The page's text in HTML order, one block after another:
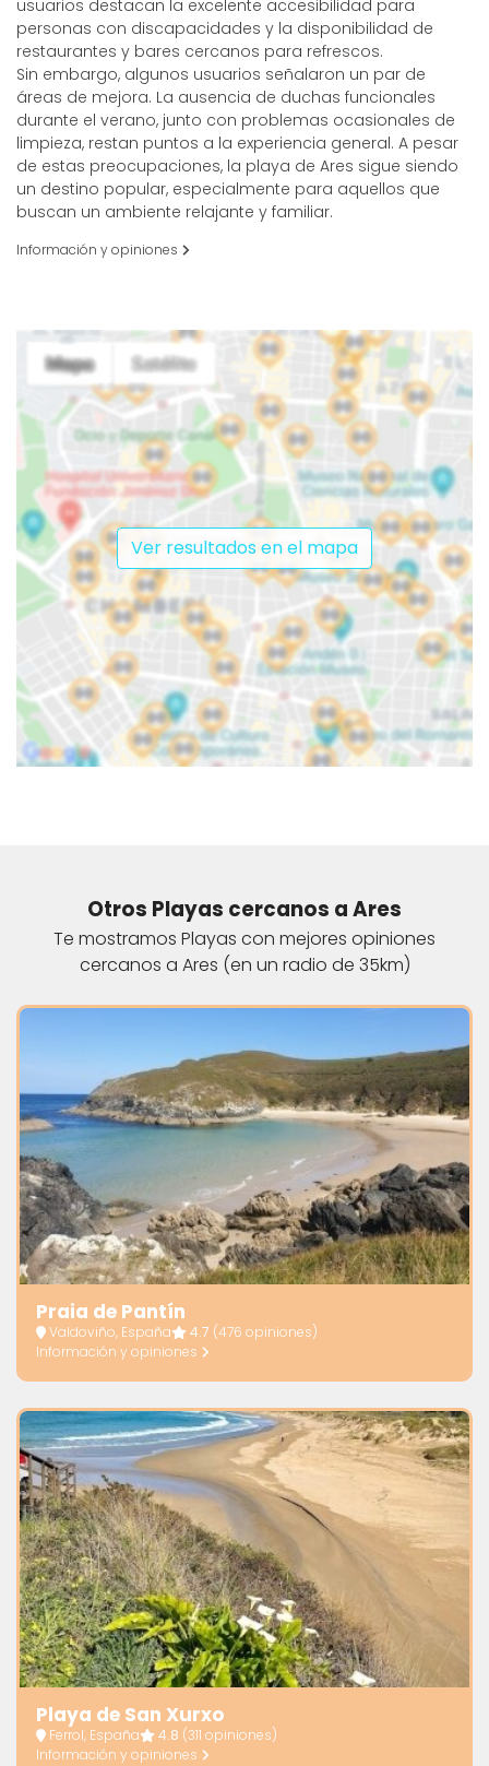
usuarios destacan la excelente accesibilidad para
personas con discapacidades y la disponibilidad de
restaurantes y bares cercanos para refrescos.
Sin embargo, algunos usuarios señalaron un par de
áreas de mejora. La ausencia de duchas funcionales
durante el verano, junto con problemas ocasionales de
limpieza, restan puntos a la experiencia general. A pesar
de estas preocupaciones, la playa de Ares sigue siendo
un destino popular, especialmente para aquellos que
buscan un ambiente relajante y familiar.
Información y opiniones
Ver resultados en el mapa
Otros Playas cercanos a Ares
Te mostramos Playas con mejores opiniones
cercanos a Ares (en un radio de 35km)
Praia de Pantín
Valdoviño, España 4.7 (476 opiniones)
Información y opiniones
Playa de San Xurxo
Ferrol, España 4.8 (311 opiniones)
Información y opiniones